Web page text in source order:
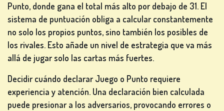
Punto, donde gana el total más alto por debajo de 31. El
sistema de puntuación obliga a calcular constantemente
no solo los propios puntos, sino también los posibles de
los rivales. Esto añade un nivel de estrategia que va más
allá de jugar solo las cartas más fuertes.
Decidir cuándo declarar Juego o Punto requiere
experiencia y atención. Una declaración bien calculada
puede presionar a los adversarios, provocando errores o